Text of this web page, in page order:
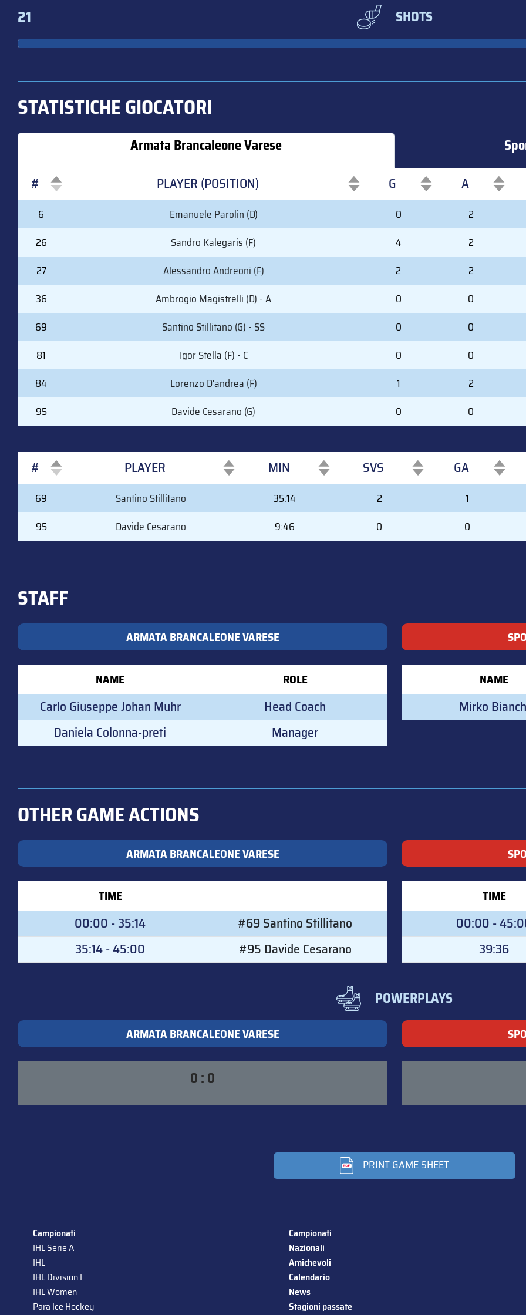
21 SHOTS
STATISTICHE GIOCATORI
Armata Brancaleone Varese
#
PLAYER (POSITION) G A
#
PLAYER (POSITION)
6 Emanuele Parolin (D) 0 2
26
Sandro Kalegaris (F) 4 2
27
Alessandro Andreoni (F) 2 2
36
Ambrogio Magistrelli (D) - A 0 0
69
Santino Stillitano (G) - SS 0 0
81
Igor Stella (F) - C 0 0
84
Lorenzo D'andrea (F) 1 2
95
Davide Cesarano (G) 0 0
# PLAYER MIN SVS GA
#
PLAYER MIN SVS GA
69 Santino Stillitano 35:14 2 1
95
Davide Cesarano 9:46 0 0
STAFF
ARMATA BRANCALEONE VARESE
NAME ROLE
Carlo Giuseppe Johan Muhr
Head Coach
Daniela Colonna-preti
Manager
NAME
Mirko
OTHER GAME ACTIONS
ARMATA BRANCALEONE VARESE
TIME
00:00 - 35:14
#69 Santino Stillitano
35:14 - 45:00
#95 Davide Cesarano
TIME
00:00 -
39:36
POWERPLAYS
ARMATA BRANCALEONE VARESE
0 : 0
PRINT GAME SHEET
Campionati
IHL Serie A
IHL
IHL Division I
IHL Women
Para Ice Hockey
Campionati
Nazionali
Amichevoli
Calendario
News
Stagioni passate